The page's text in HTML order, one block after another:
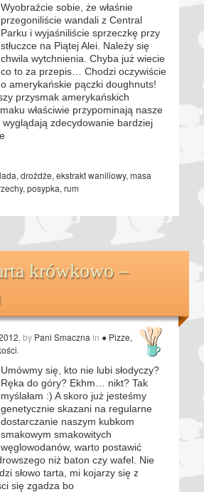
Wyobraźcie sobie, że właśnie
przegoniliście wandali z Central
Parku i wyjaśniliście sprzeczkę przy
stłuczce na Piątej Alei. Należy się
chwila wytchnienia. Chyba już wiecie
co to za przepis… Chodzi oczywiście
o amerykańskie pączki doughnuts!
przysmak amerykańskich
właściwie przypominają nasze
zdecydowanie bardziej
, drożdże, ekstrakt waniliowy, masa
, posypka, rum
krówkowo –
, by Pani Smaczna in ● Pizze,
Umówmy się, kto nie lubi słodyczy?
Ręka do góry? Ekhm… nikt? Tak
myślałam :) A skoro już jesteśmy
genetycznie skazani na regularne
dostarczanie naszym kubkom
smakowym smakowitych
węglowodanów, warto postawić
niż baton czy wafel. Nie
słowo tarta, mi kojarzy się z
się zgadza bo